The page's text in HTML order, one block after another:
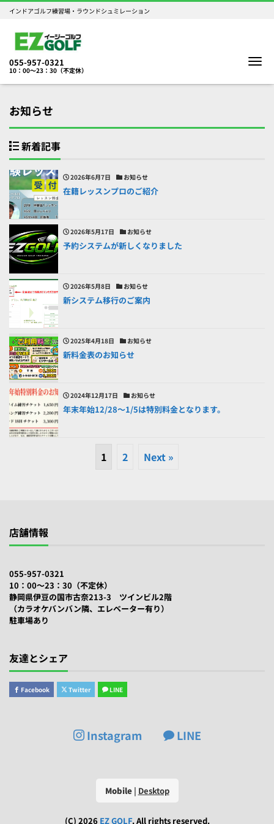
インドアゴルフ練習場・ラウンドシュミレーション
055-957-0321
10：00～23：30（不定休）
お知らせ
新着記事
2026年6月7日 お知らせ
在籍レッスンプロのご紹介
2026年5月17日 お知らせ
予約システムが新しくなりました
2026年5月8日 お知らせ
新システム移行のご案内
2025年4月18日 お知らせ
新料金表のお知らせ
2024年12月17日 お知らせ
年末年始12/28～1/5は特別料金となります。
1 2 Next »
店舗情報
055-957-0321
10：00～23：30（不定休）
静岡県伊豆の国市古奈213-3 ツインビル2階
（カラオケバンバン隣、エレベーター有り）
駐車場あり
友達とシェア
Facebook Twitter LINE
Instagram LINE
Mobile| Desktop
(C) 2026 EZ GOLF. All rights reserved.